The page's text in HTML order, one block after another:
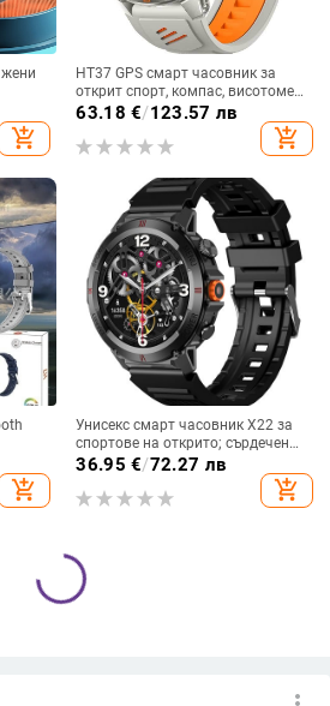
add_shopping_cart
HT37 GPS смарт часовник за
открит спорт, компас, висотомер
и барометр, водоустойчив до 30
63.18 €/123.57 лв
add_shopping_cart
add_shopping_cart
Унисекс смарт часовник X22 за
спортове на открито; сърдечен
ритъм, кръвно налягане, сън,
кръвно кислород, Bluetooth
обаждания
36.95 €/72.27 лв
add_shopping_cart